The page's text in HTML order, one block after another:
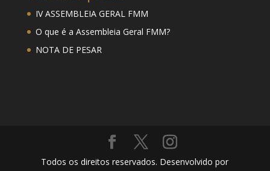
IV ASSEMBLEIA GERAL FMM
O que é a Assembleia Geral FMM?
NOTA DE PESAR
Todos os direitos reservados. Desenvolvido por